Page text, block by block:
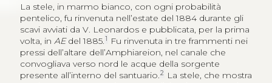
La stele, in marmo bianco, con ogni probabilità
pentelico, fu rinvenuta nell’estate del 1884 durante gli
scavi avviati da V. Leonardos e pubblicata, per la prima
volta, in AEdel 1885.1
Fu rinvenuta in tre frammenti nei
pressi dell’altare dell’Amphiareion, nel canale che
convogliava verso nord le acque della sorgente
presente all’interno del santuario.2
La stele, che mostra